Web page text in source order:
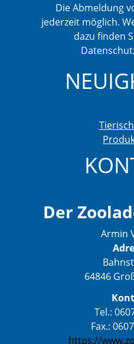
Die Abmeldung
jederzeit möglich.
dazu finden
Der
Armin
64846
Tel.:
Fax.:
https://